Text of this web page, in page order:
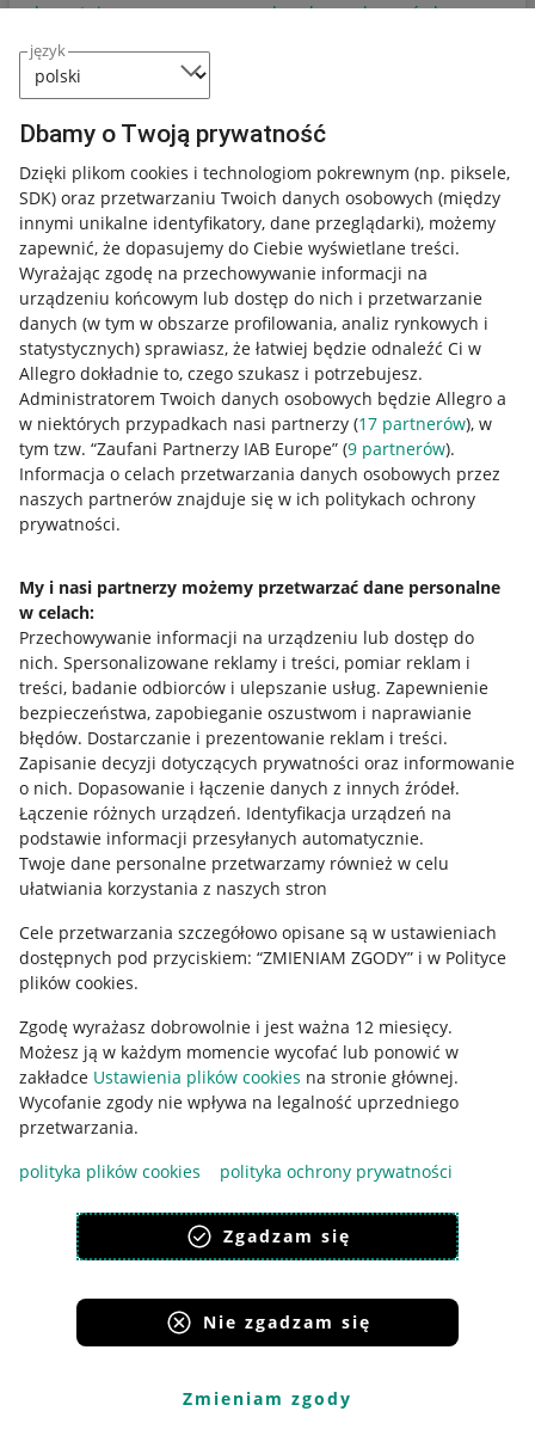
język
Dbamy o Twoją prywatność
Dzięki plikom cookies i technologiom pokrewnym (np. piksele,
SDK) oraz przetwarzaniu Twoich danych osobowych (między
innymi unikalne identyfikatory, dane przeglądarki), możemy
zapewnić, że dopasujemy do Ciebie wyświetlane treści.
Wyrażając zgodę na przechowywanie informacji na
urządzeniu końcowym lub dostęp do nich i przetwarzanie
danych (w tym w obszarze profilowania, analiz rynkowych i
statystycznych) sprawiasz, że łatwiej będzie odnaleźć Ci w
Allegro dokładnie to, czego szukasz i potrzebujesz.
Administratorem Twoich danych osobowych będzie Allegro a
w niektórych przypadkach nasi partnerzy (17 partnerów), w
tym tzw. “Zaufani Partnerzy IAB Europe” (9 partnerów).
Informacja o celach przetwarzania danych osobowych przez
naszych partnerów znajduje się w ich politykach ochrony
prywatności.
My i nasi partnerzy możemy przetwarzać dane personalne
w celach:
Przechowywanie informacji na urządzeniu lub dostęp do
nich. Spersonalizowane reklamy i treści, pomiar reklam i
treści, badanie odbiorców i ulepszanie usług. Zapewnienie
bezpieczeństwa, zapobieganie oszustwom i naprawianie
błędów. Dostarczanie i prezentowanie reklam i treści.
Zapisanie decyzji dotyczących prywatności oraz informowanie
o nich. Dopasowanie i łączenie danych z innych źródeł.
Łączenie różnych urządzeń. Identyfikacja urządzeń na
podstawie informacji przesyłanych automatycznie.
Twoje dane personalne przetwarzamy również w celu
ułatwiania korzystania z naszych stron
Cele przetwarzania szczegółowo opisane są w ustawieniach
dostępnych pod przyciskiem: “ZMIENIAM ZGODY” i w Polityce
plików cookies.
Zgodę wyrażasz dobrowolnie i jest ważna 12 miesięcy.
Możesz ją w każdym momencie wycofać lub ponowić w
zakładce Ustawienia plików cookies na stronie głównej.
Wycofanie zgody nie wpływa na legalność uprzedniego
przetwarzania.
polityka plików cookies
polityka ochrony prywatności
Zgadzam się
Nie zgadzam się
Zmieniam zgody
drewutnia
beczka na deszczówkę
Podobne wyszukiwania
Garaże Warszawa (57)
Garaże Kielce (23)
Garaże Lublin (22)
Garaże Radom (21)
Garaże Bydgoszcz (20)
POKAŻ WIĘCEJ
Przydatne informacje
Jak to działa
Napisz do nas
Allegro Gadane dla sprzedających
Allegro Gadane dla kupujących
Mapa miejscowości
Informacje prawne
Regulamin
Ustawienia plików "cookies"
Informacje dla Aktu o Usługach Cyfrowych